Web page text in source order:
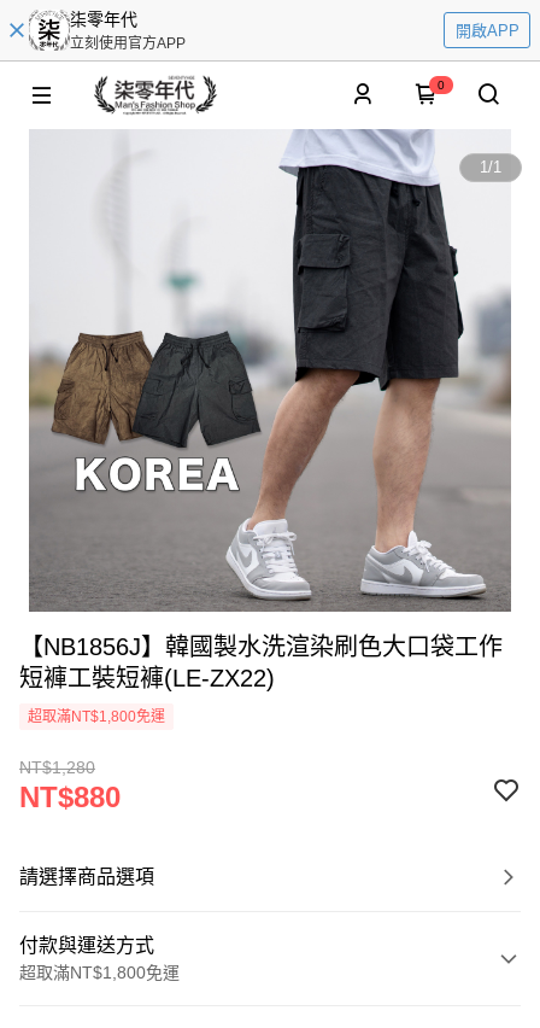
柒零年代
立刻使用官方APP
開啟APP
0
1/1
【NB1856J】韓國製水洗渲染刷色大口袋工作
短褲工裝短褲(LE-ZX22)
超取滿NT$1,800免運
NT$1,280
NT$880
請選擇商品選項
付款與運送方式
超取滿NT$1,800免運